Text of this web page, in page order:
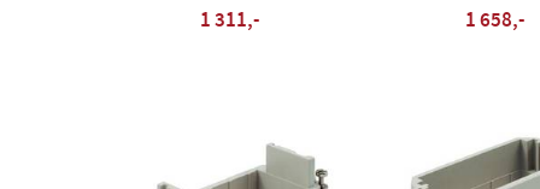
1 311,- 1 658,-